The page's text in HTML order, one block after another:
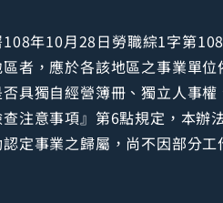
年10月28日勞職綜1字第
者，應於各該地區之事業單
具獨自經營簿冊、獨立人事
注意事項』第6點規定，本
定事業之歸屬，尚不因部分工